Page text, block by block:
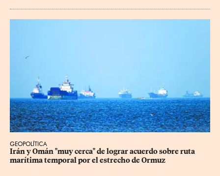
GEOPOLÍTICA
Irán y Omán "muy cerca" de lograr acuerdo sobre ruta
marítima temporal por el estrecho de Ormuz